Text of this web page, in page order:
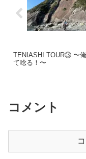
TENIASHI TOUR③ 〜
て唸る！〜
コメント